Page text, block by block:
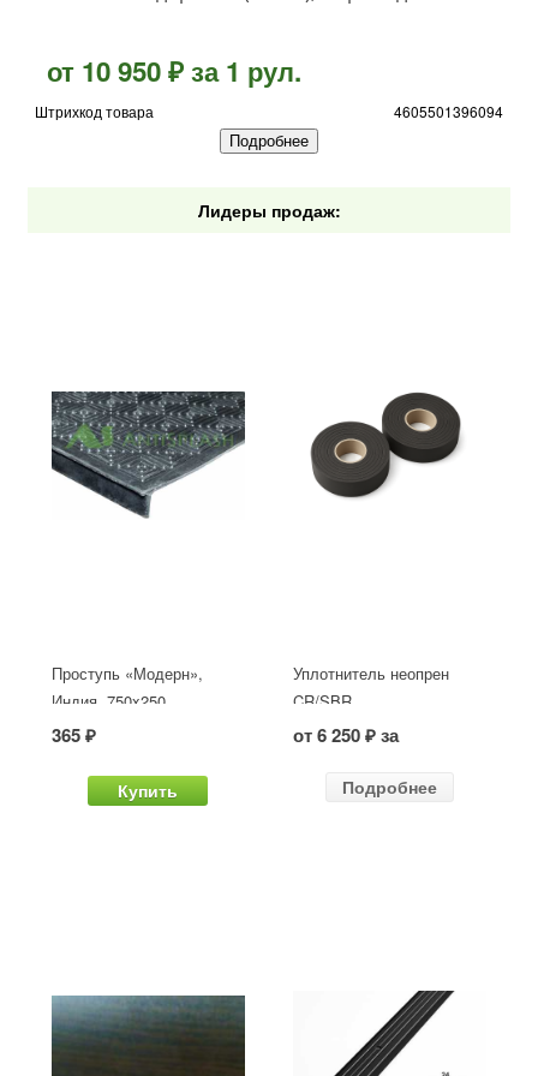
от 10 950 ₽ за 1 рул.
Штрихкод товара 4605501396094
Подробнее
Лидеры продаж:
Проступь «Модерн»,
Индия, 750x250
365 ₽
Купить
Уплотнитель неопрен
CR/SBR
от 6 250 ₽ за
Подробнее